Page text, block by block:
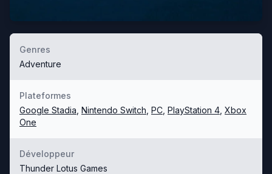
Genres
Adventure
Plateformes
Google Stadia Nintendo Switch PC PlayStation 4 Xbox
One
Développeur
Thunder Lotus Games